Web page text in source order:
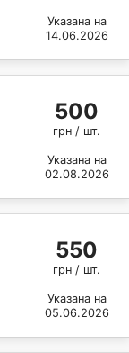
Указана на
14.06.2026
500
грн / шт.
Указана на
02.08.2026
550
грн / шт.
Указана на
05.06.2026